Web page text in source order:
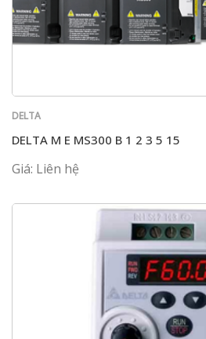
DELTA
DELTA M E MS300 B 1 2 3 5 15
Giá: Liên hệ